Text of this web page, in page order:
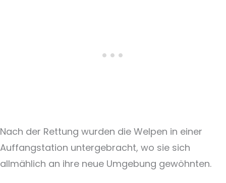
Nach der Rettung wurden die Welpen in einer
Auffangstation untergebracht, wo sie sich
allmählich an ihre neue Umgebung gewöhnten.